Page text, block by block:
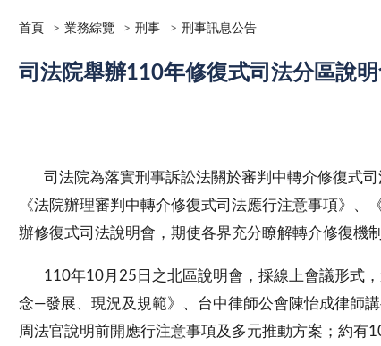
首頁 業務綜覽 刑事 刑事訊息公告
司法院舉辦110年修復式司法分區說
司法院為落實刑事訴訟法關於審判中轉介修復式
《法院辦理審判中轉介修復式司法應行注意事項》
辦修復式司法說明會，期使各界充分瞭解轉介修復機制
110年10月25日之北區說明會，採線上會議形式，
念—發展、現況及規範》、台中律師公會陳怡成律師
周法官說明前開應行注意事項及多元推動方案；約有